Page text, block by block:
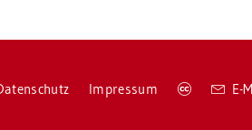
Im­pres­sum
Co­
E-